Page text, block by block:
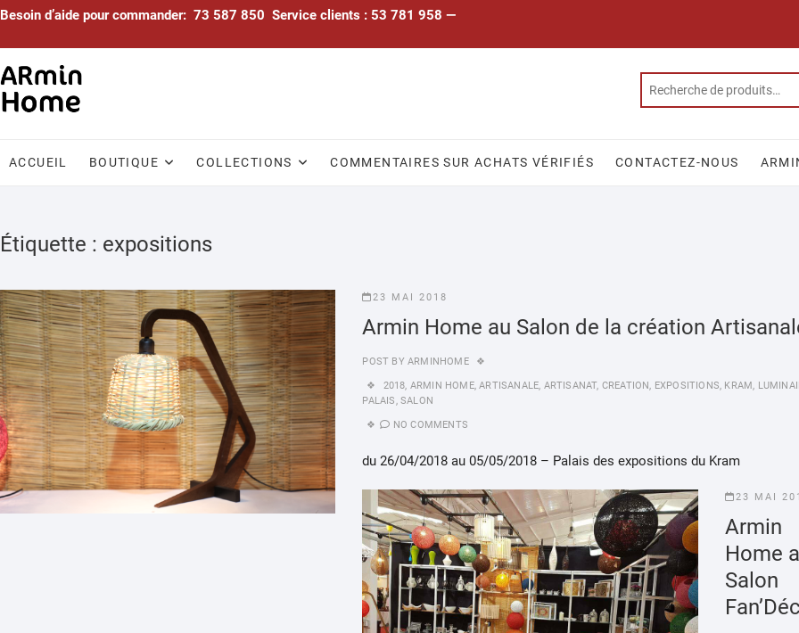
Skip
content
Besoin d’aide pour commander: 73 587 850 Service clients : 53 781 958 —
ACCUEIL BOUTIQUE COLLECTIONS COMMENTAIRES SUR ACHATS VÉRIFIÉS CONTACTEZ-NOUS
Étiquette : expositions
23 MAI 2018
Armin Home au Salon de la création
POST BY ARMINHOME
2018, ARMIN HOME,ARTISANALE, ARTISANAT, CREATION, EXPOSITIONS, KRAM,
PALAIS, SALON
NO COMMENTS
du 26/04/2018 au 05/05/2018 – Palais des expositions du Kram
23 MAI
Armin
Home
Salon